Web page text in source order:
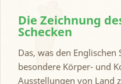
Die Zeichnung
Schecken
Das, was den Englischen
besondere Körper- und
Ausstellungen von Land